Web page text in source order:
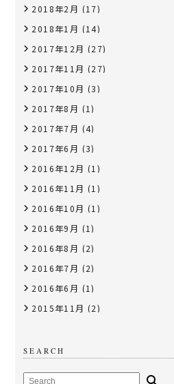
2018年2月 (17)
2018年1月 (14)
2017年12月 (27)
2017年11月 (27)
2017年10月 (3)
2017年8月 (1)
2017年7月 (4)
2017年6月 (3)
2016年12月 (1)
2016年11月 (1)
2016年10月 (1)
2016年9月 (1)
2016年8月 (2)
2016年7月 (2)
2016年6月 (1)
2015年11月 (2)
SEARCH